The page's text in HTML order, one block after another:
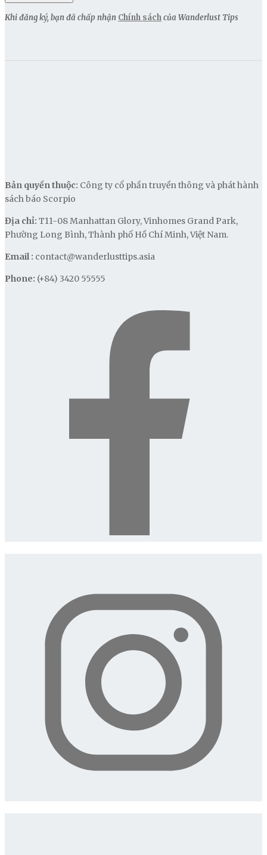
Khi đăng ký, bạn đã chấp nhận Chính sáchcủa Wanderlust Tips
Bản quyền thuộc: Công ty cổ phần truyền thông và phát hành
sách báo Scorpio
Địa chỉ: T11-08 Manhattan Glory, Vinhomes Grand Park,
Phường Long Bình, Thành phố Hồ Chí Minh, Việt Nam.
Email : contact@wanderlusttips.asia
Phone: (+84) 3420 55555